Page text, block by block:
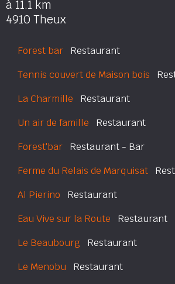
à 11.1 km
4910 Theux
Forest bar Restaurant
Tennis couvert de Maison bois
La Charmille Restaurant
Un air de famille Restaurant
Forest'bar Restaurant - Bar
Ferme du Relais de Marquisat
Al Pierino Restaurant
Eau Vive sur la Route Restaurant
Le Beaubourg Restaurant
Le Menobu Restaurant